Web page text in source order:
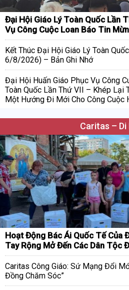
Đại Hội Giáo Lý Toàn Quốc Lần
Vụ Công Cuộc Loan Báo Tin
Kết Thúc Đại Hội Giáo Lý Toàn
6/8/2026) – Bản Ghi Nhớ
Đại Hội Huấn Giáo Phục Vụ Công
Toàn Quốc Lần Thứ VII – Khép Lại
Một Hướng Đi Mới Cho Công Cuộc
Caritas – Di
Hoạt Động Bác Ái Quốc Tế Của
Tay Rộng Mở Đến Các Dân Tộc
Caritas Công Giáo: Sứ Mạng Đổi
Đồng Chăm Sóc”